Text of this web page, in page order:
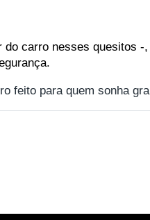
do carro nesses quesitos -
feito para quem sonha